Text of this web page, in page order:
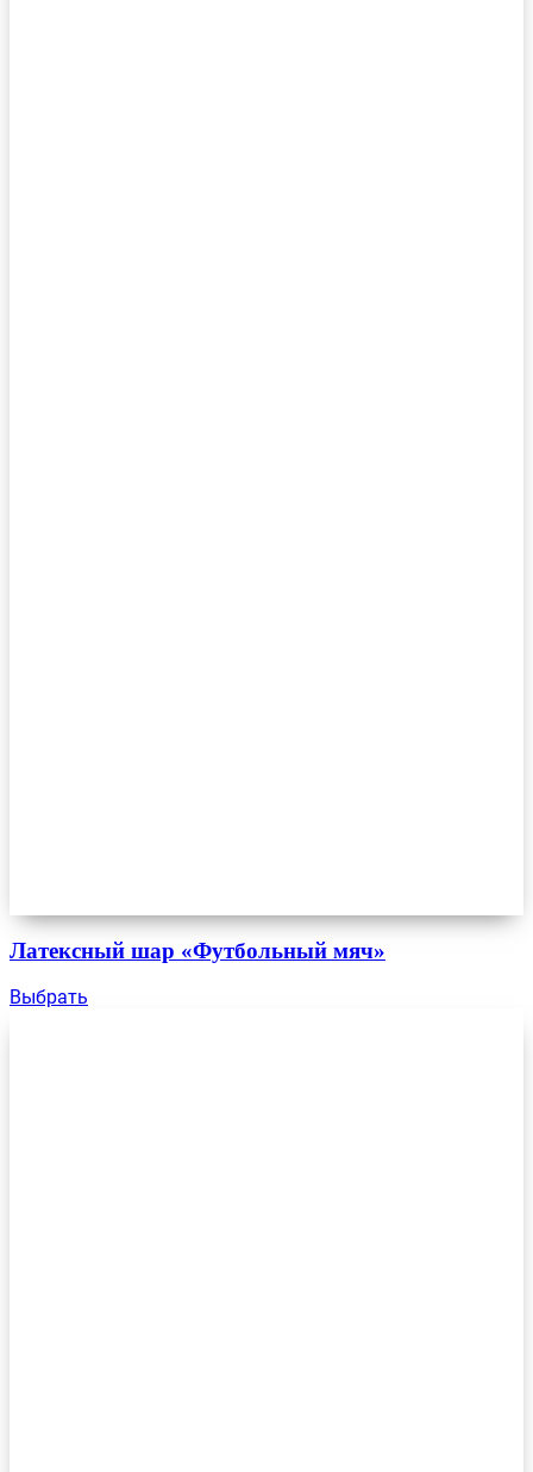
Латексный шар «Футбольный мяч»
Выбрать